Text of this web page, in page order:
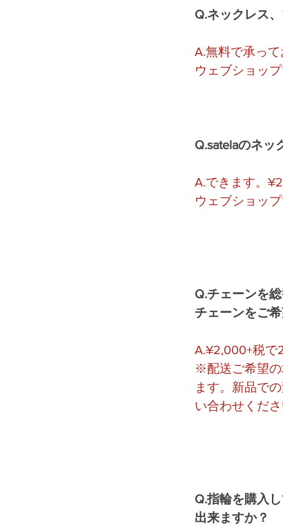
Q.ネックレス
A.無料で承っ
ウェブショッ
Q.satelaのネッ
A.できます。
ウェブショッ
Q.チェーンを
チェーンをご
A.¥2,000+税で
※配送ご希望の
ます。新品で
い合わせくださ
Q.指輪を購入
出来ますか？